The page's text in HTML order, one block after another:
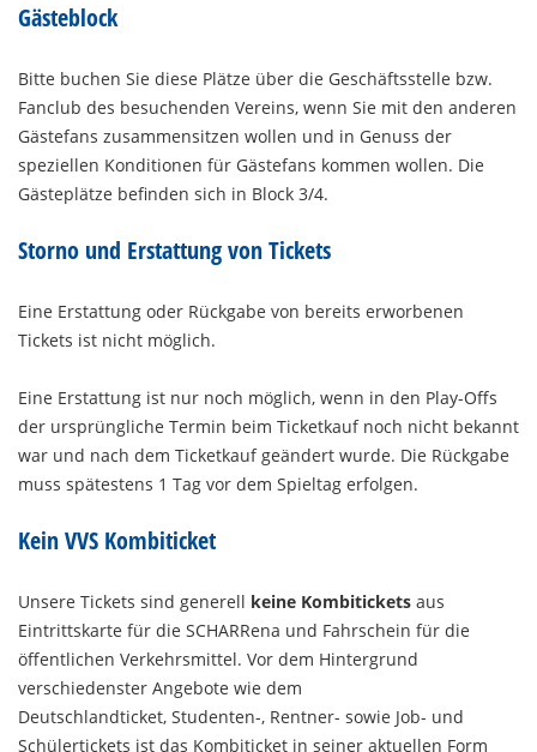
Gästeblock
Bitte buchen Sie diese Plätze über die Geschäftsstelle bzw.
Fanclub des besuchenden Vereins, wenn Sie mit den anderen
Gästefans zusammensitzen wollen und in Genuss der
speziellen Konditionen für Gästefans kommen wollen. Die
Gästeplätze befinden sich in Block 3/4.
Storno und Erstattung von Tickets
Eine Erstattung oder Rückgabe von bereits erworbenen
Tickets ist nicht möglich.
Eine Erstattung ist nur noch möglich, wenn in den Play-Offs
der ursprüngliche Termin beim Ticketkauf noch nicht bekannt
war und nach dem Ticketkauf geändert wurde. Die Rückgabe
muss spätestens 1 Tag vor dem Spieltag erfolgen.
Kein VVS Kombiticket
Unsere Tickets sind generell keine Kombitickets aus
Eintrittskarte für die SCHARRena und Fahrschein für die
öffentlichen Verkehrsmittel. Vor dem Hintergrund
verschiedenster Angebote wie dem
Deutschlandticket, Studenten-, Rentner- sowie Job- und
Schülertickets ist das Kombiticket in seiner aktuellen Form